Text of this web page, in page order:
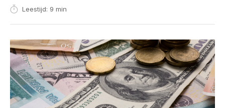
Leestijd: 9 min